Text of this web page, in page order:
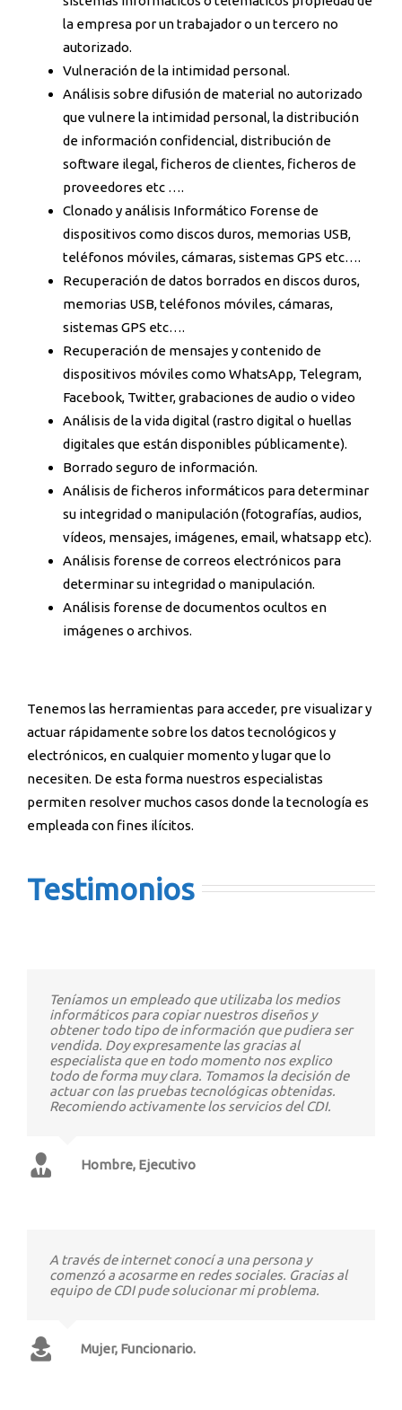
la empresa por un trabajador o un tercero no
autorizado.
Vulneración de la intimidad personal.
Análisis sobre difusión de material no autorizado
que vulnere la intimidad personal, la distribución
de información confidencial, distribución de
software ilegal, ficheros de clientes, ficheros de
proveedores etc ….
Clonado y análisis Informático Forense de
dispositivos como discos duros, memorias USB,
teléfonos móviles, cámaras, sistemas GPS etc….
Recuperación de datos borrados en discos duros,
memorias USB, teléfonos móviles, cámaras,
sistemas GPS etc….
Recuperación de mensajes y contenido de
dispositivos móviles como WhatsApp, Telegram,
Facebook, Twitter, grabaciones de audio o video
Análisis de la vida digital (rastro digital o huellas
digitales que están disponibles públicamente).
Borrado seguro de información.
Análisis de ficheros informáticos para determinar
su integridad o manipulación (fotografías, audios,
vídeos, mensajes, imágenes, email, whatsapp etc).
Análisis forense de correos electrónicos para
determinar su integridad o manipulación.
Análisis forense de documentos ocultos en
imágenes o archivos.
Tenemos las herramientas para acceder, pre visualizar y
actuar rápidamente sobre los datos tecnológicos y
electrónicos, en cualquier momento y lugar que lo
necesiten. De esta forma nuestros especialistas
permiten resolver muchos casos donde la tecnología es
empleada con fines ilícitos.
Testimonios
Teníamos un empleado que utilizaba los medios
informáticos para copiar nuestros diseños y
obtener todo tipo de información que pudiera ser
vendida. Doy expresamente las gracias al
especialista que en todo momento nos explico
todo de forma muy clara. Tomamos la decisión de
actuar con las pruebas tecnológicas obtenidas.
Recomiendo activamente los servicios del CDI.
Hombre, Ejecutivo
A través de internet conocí a una persona y
comenzó a acosarme en redes sociales. Gracias al
equipo de CDI pude solucionar mi problema.
Mujer, Funcionario.